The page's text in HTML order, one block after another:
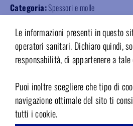
Le informazioni presenti in questo
operatori sanitari. Dichiaro quindi,
responsabilità, di appartenere a
Puoi inoltre scegliere che tipo di
navigazione ottimale del sito ti
tutti i cookie.
Categoria:Spessori e molle